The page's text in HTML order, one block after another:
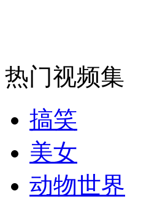
热门视频集
搞笑
美女
动物世界